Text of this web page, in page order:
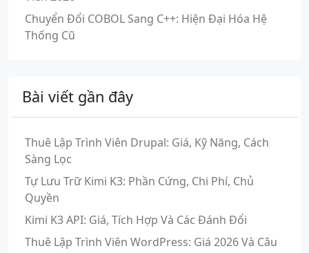
Chuyển Đổi COBOL Sang C++: Hiện Đại Hóa Hệ
Thống Cũ
Bài viết gần đây
Thuê Lập Trình Viên Drupal: Giá, Kỹ Năng, Cách
Sàng Lọc
Tự Lưu Trữ Kimi K3: Phần Cứng, Chi Phí, Chủ
Quyền
Kimi K3 API: Giá, Tích Hợp Và Các Đánh Đổi
Thuê Lập Trình Viên WordPress: Giá 2026 Và Câu